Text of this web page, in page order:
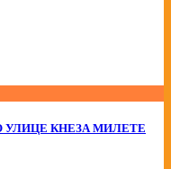
КНЕЗА МИЛЕТЕ